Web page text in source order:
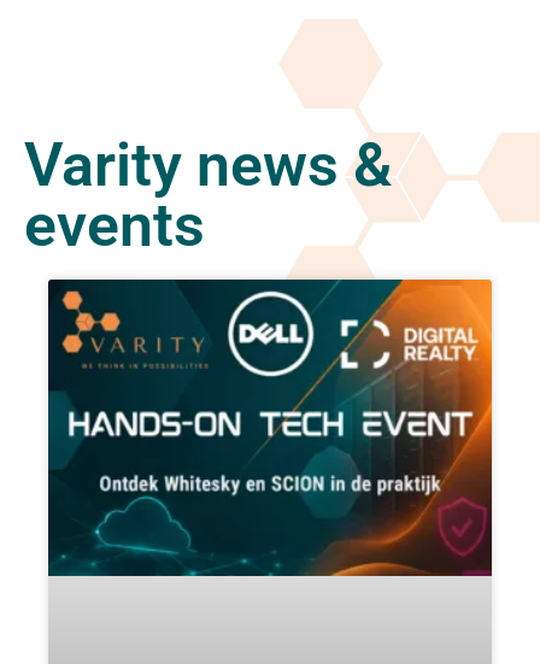
Varity news &
events